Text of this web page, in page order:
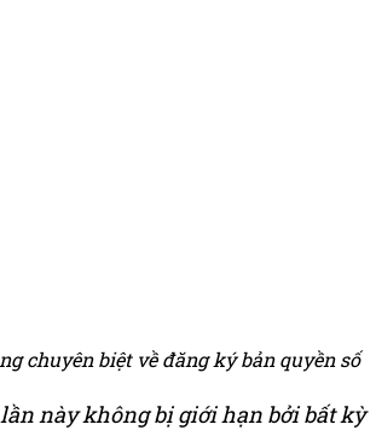
chuyên biệt về đăng ký bản quyền số
này không bị giới hạn bởi bất kỳ